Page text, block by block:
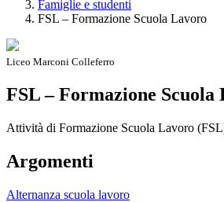
Famiglie e studenti
FSL – Formazione Scuola Lavoro
Liceo Marconi Colleferro
FSL – Formazione Scuola
Attività di Formazione Scuola Lavoro
Argomenti
Alternanza scuola lavoro